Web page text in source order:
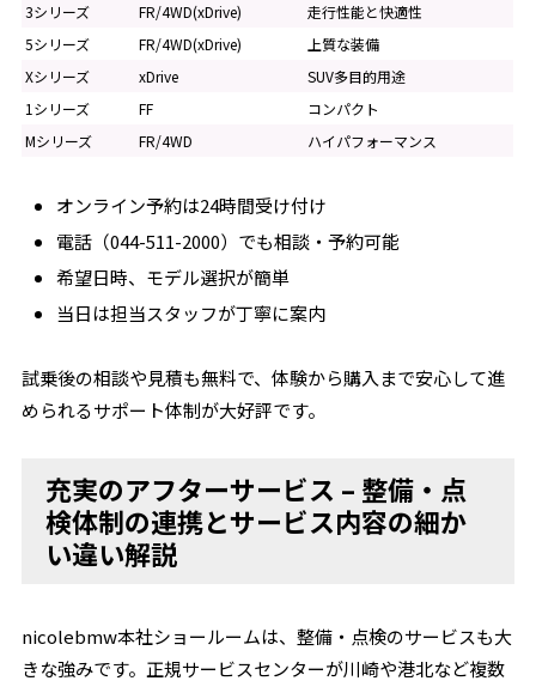
3シリーズ
FR/4WD(xDrive)
走行性能と快適性
5シリーズ
FR/4WD(xDrive)
上質な装備
Xシリーズ
xDrive
SUV多目的用途
1シリーズ
FF
コンパクト
Mシリーズ
FR/4WD ハイパフォーマンス
オンライン予約は24時間受け付け
電話（044-511-2000）でも相談・予約可能
希望日時、モデル選択が簡単
当日は担当スタッフが丁寧に案内
試乗後の相談や見積も無料で、体験から購入まで安心して進
められるサポート体制が大好評です。
充実のアフターサービス – 整備・点
検体制の連携とサービス内容の細か
い違い解説
nicolebmw本社ショールームは、整備・点検のサービスも大
きな強みです。正規サービスセンターが川崎や港北など複数